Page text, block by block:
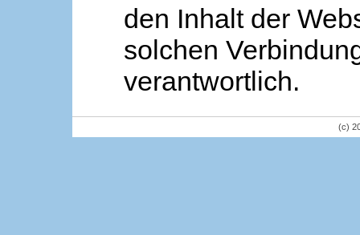
den Inhalt der
solchen
verantwortlich.
(c)